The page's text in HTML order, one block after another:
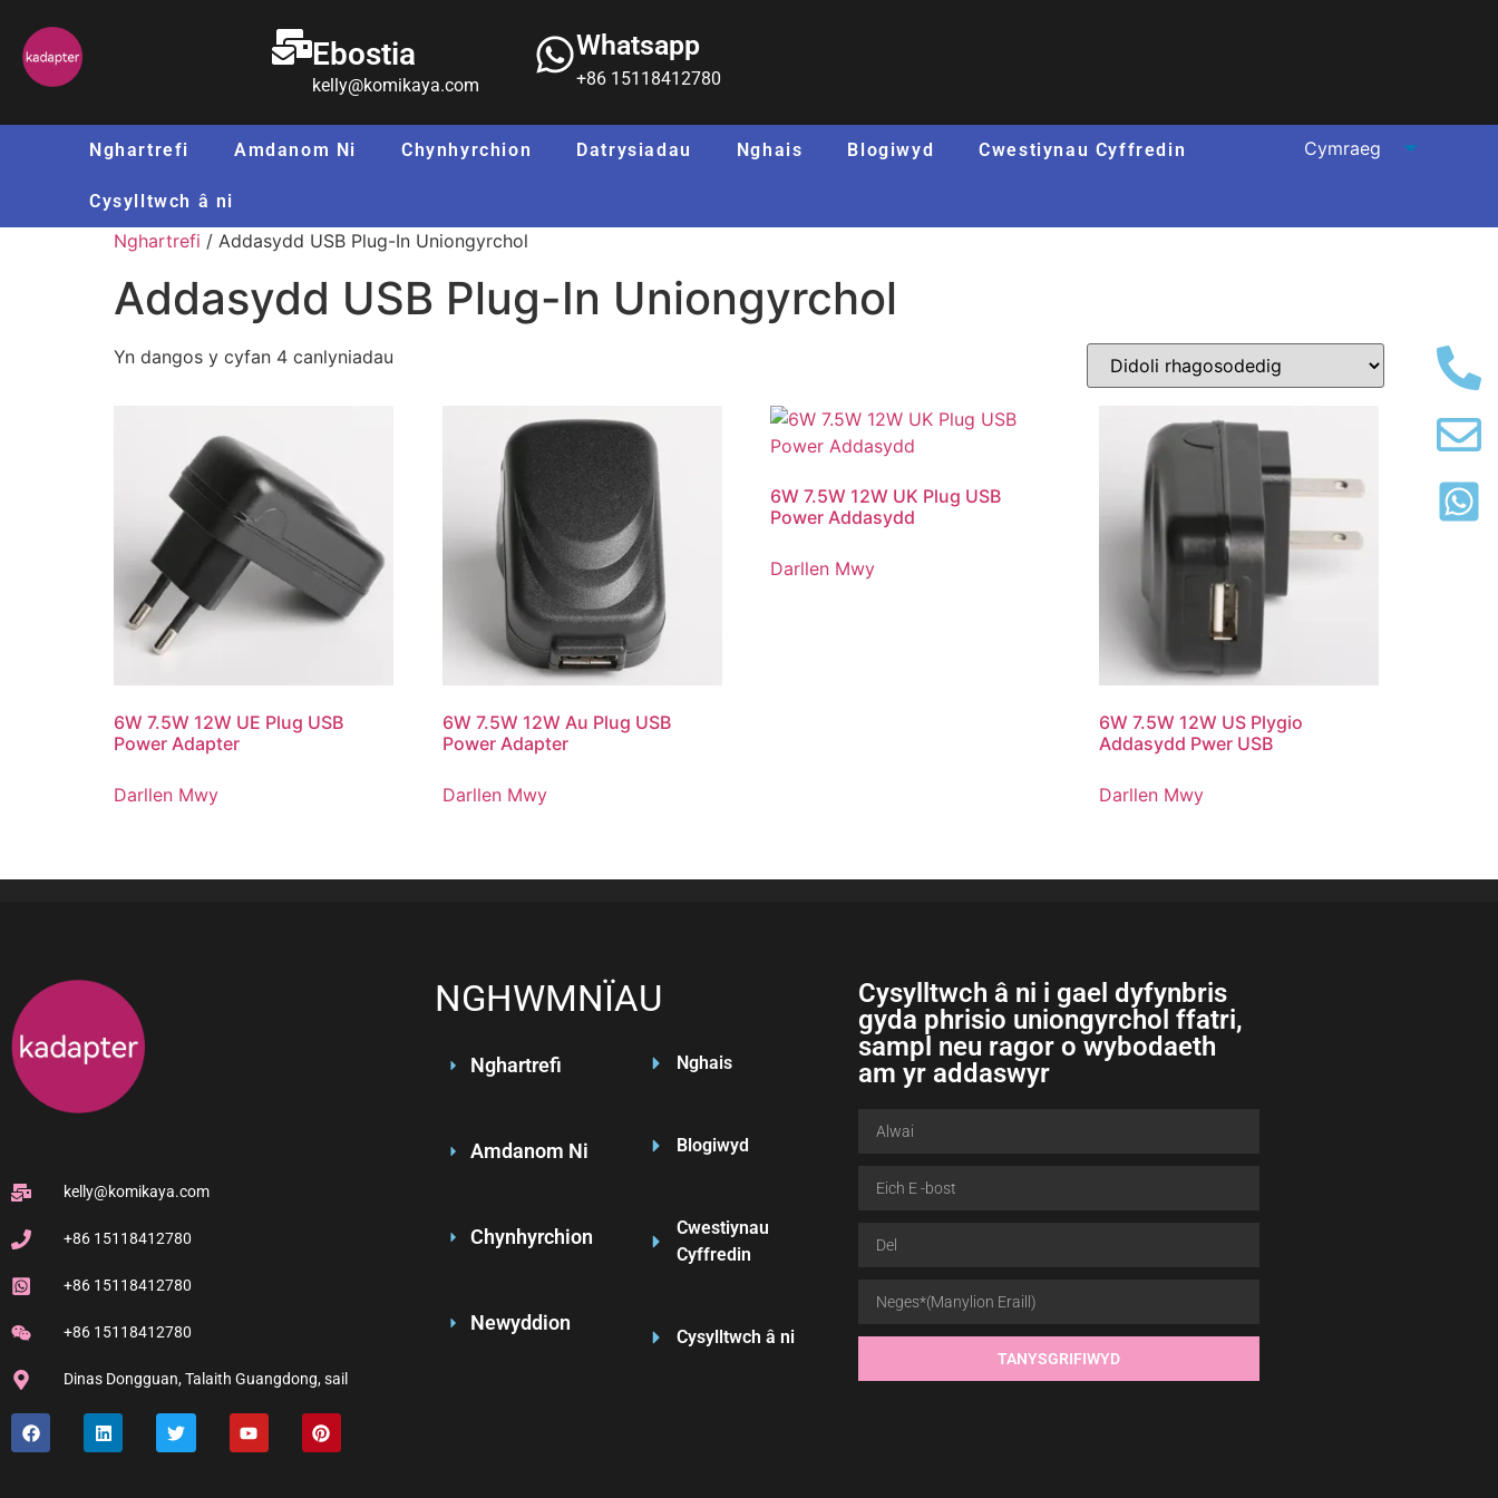
Ebostia
kelly@komikaya.com
Whatsapp
+86 15118412780
Nghartrefi Amdanom Ni Chynhyrchion Datrysiadau Nghais Blogiwyd Cwestiynau Cyffredin
Cysylltwch â ni
Nghartrefi / Addasydd USB Plug-In Uniongyrchol
Addasydd USB Plug-In Uniongyrchol
Yn dangos y cyfan 4 canlyniadau
6W 7.5W 12W UE Plug USB
Power Adapter
Darllen Mwy
6W 7.5W 12W Au Plug USB
Power Adapter
Darllen Mwy
6W 7.5W 12W UK Plug USB
Power Addasydd
Darllen Mwy
6W 7.5W 12W US Plygio
Addasydd Pwer USB
Darllen Mwy
kelly@komikaya.com
+86 15118412780
+86 15118412780
+86 15118412780
Dinas Dongguan, Talaith Guangdong, sail
NGHWMNÏAU
Nghartrefi
Amdanom Ni
Chynhyrchion
Newyddion
Nghais
Blogiwyd
Cwestiynau
Cyffredin
Cysylltwch â ni
Cysylltwch â ni i gael dyfynbris
gyda phrisio uniongyrchol ffatri,
sampl neu ragor o wybodaeth
am yr addaswyr
TANYSGRIFIWYD